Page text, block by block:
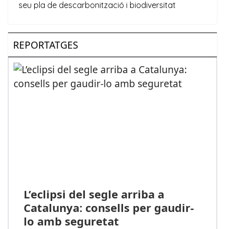
REPORTATGES
L’eclipsi del segle arriba a
Catalunya: consells per gaudir-
lo amb seguretat